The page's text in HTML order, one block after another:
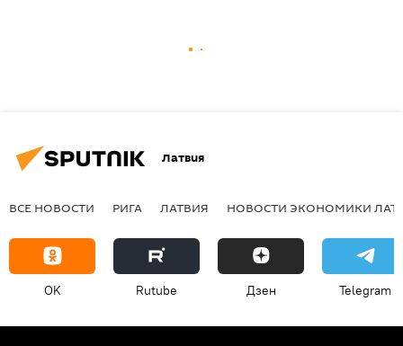
Латвия
ВСЕ НОВОСТИ РИГА ЛАТВИЯ НОВОСТИ ЭКОНОМИКИ
OK Rutube Дзен Telegram